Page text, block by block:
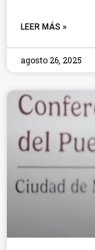
LEER MÁS »
agosto 26, 2025